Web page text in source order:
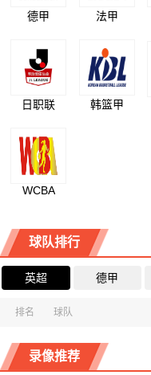
德甲 法甲
日职联 韩篮甲
WCBA
球队排行
英超 德甲
排名 球队
录像推荐